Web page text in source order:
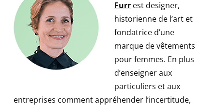
Furr est designer,
historienne de l’art et
fondatrice d’une
marque de vêtements
pour femmes. En plus
d’enseigner aux
particuliers et aux
entreprises comment appréhender l’incertitude,